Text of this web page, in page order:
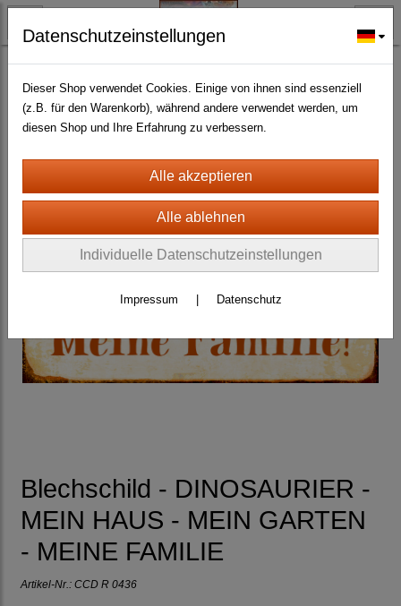
TYRISCH FAN-O-MENAL FANARTIKEL
Wildtiere
Schilder aller Art(4)
Blechschild - DINOSAURIER -
MEIN HAUS - MEIN GARTEN
- MEINE FAMILIE
Artikel-Nr.: CCD R 0436
Datenschutzeinstellungen
Dieser Shop verwendet Cookies. Einige von ihnen sind essenziell
(z.B. für den Warenkorb), während andere verwendet werden, um
diesen Shop und Ihre Erfahrung zu verbessern.
Individuelle Datenschutzeinstellungen
Impressum Datenschutz